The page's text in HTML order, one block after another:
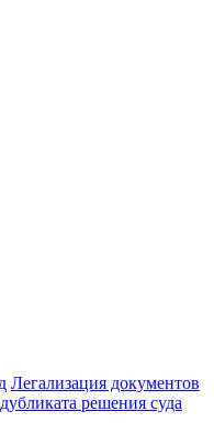
Легализация документов
решения суда